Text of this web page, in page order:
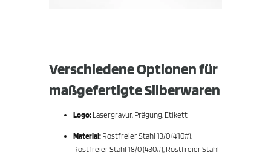
Verschiedene Optionen für
maßgefertigte Silberwaren
Logo: Lasergravur, Prägung, Etikett
Material:Rostfreier Stahl 13/0 (410#),
Rostfreier Stahl 18/0 (430#), Rostfreier Stahl